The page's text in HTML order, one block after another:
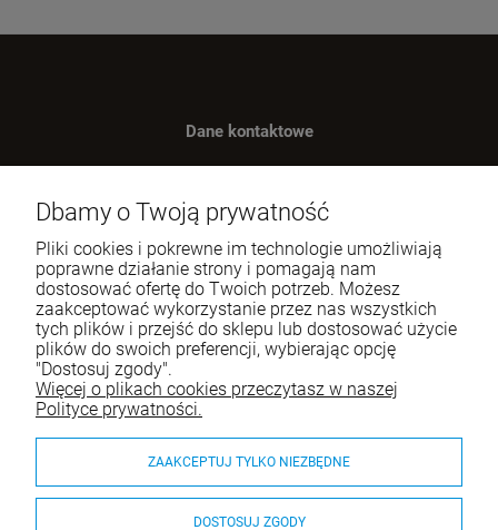
Dane kontaktowe
ul. Wręczycka 268
42-202 Częstochowa
NIP: 9492236947
Tel.:
795-760-030
E-mail: sklep@itali.pl
Pomoc
Moje konto
Płatności i dostawa
Dbamy o Twoją prywatność
Pliki cookies i pokrewne im technologie umożliwiają
poprawne działanie strony i pomagają nam
dostosować ofertę do Twoich potrzeb. Możesz
zaakceptować wykorzystanie przez nas wszystkich
tych plików i przejść do sklepu lub dostosować użycie
plików do swoich preferencji, wybierając opcję
"Dostosuj zgody".
Więcej o plikach cookies przeczytasz w naszej
Polityce prywatności.
ZAAKCEPTUJ TYLKO NIEZBĘDNE
DOSTOSUJ ZGODY